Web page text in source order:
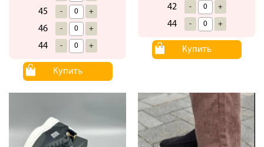
45 - +
46 - +
44 - +
Купить
42 - +
44 - +
Купить